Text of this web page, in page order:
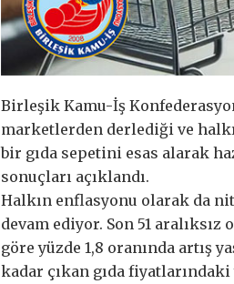
Birleşik Kamu-İş
marketlerden derlediği ve
bir gıda sepetini esas alarak
sonuçları açıklandı.
Halkın enflasyonu olarak da
devam ediyor. Son 51
göre yüzde 1,8 oranında artış
kadar çıkan gıda